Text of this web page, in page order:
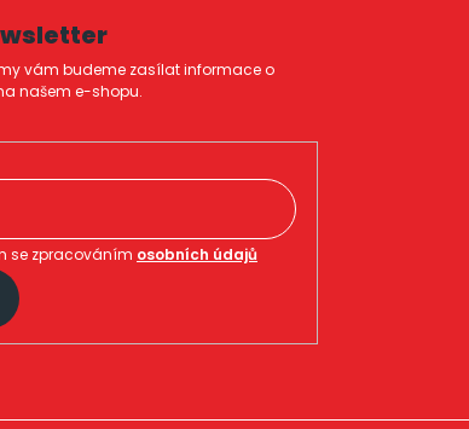
vám budeme zasílat informace o
našem e-shopu.
se zpracováním osobních údajů